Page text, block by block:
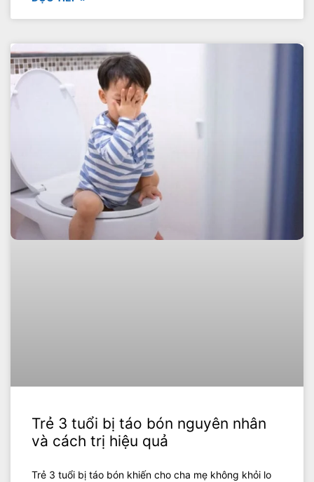
Trẻ 3 tuổi bị táo bón nguyên nhân
và cách trị hiệu quả
Trẻ 3 tuổi bị táo bón khiến cho cha mẹ không khỏi lo